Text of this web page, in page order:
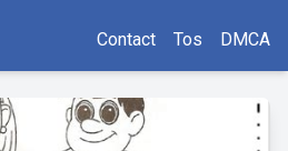
Contact Tos DMCA